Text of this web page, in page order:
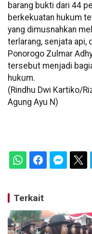
barang bukti dari 44
berkekuatan hukum
yang dimusnahkan
terlarang, senjata api,
Ponorogo Zulmar
tersebut menjadi
hukum.
(Rindhu Dwi Kartiko/
Agung Ayu N)
Terkait